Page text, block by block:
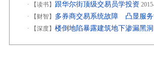
·
【读书】 跟华尔街顶级交易员学投资
·
【财智】 多券商交易系统故障 凸显服务
·
【深度】 楼倒地陷暴露建筑地下渗漏黑